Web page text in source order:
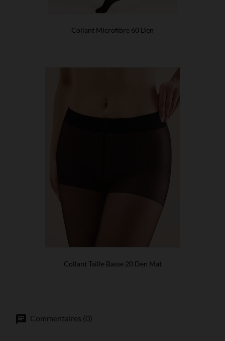
Collant Microfibre 60 Den
Collant Taille Basse 20 Den Mat
Commentaires (0)